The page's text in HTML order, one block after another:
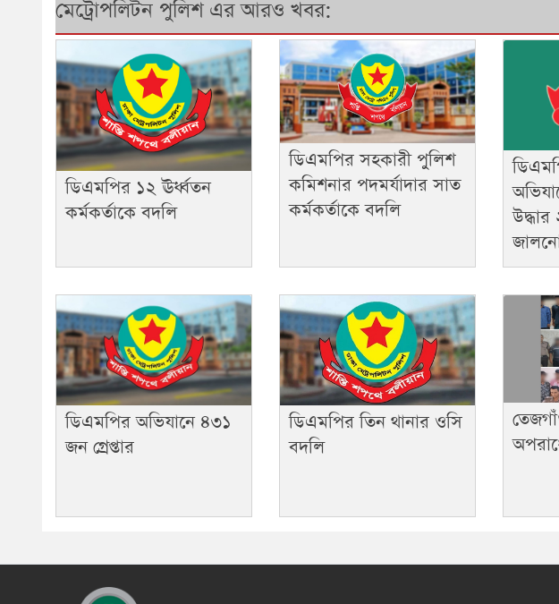
মেট্রোপলিটন পুলিশ এর আরও খবর:
ডিএমপির ১২ ঊর্ধ্বতন
কর্মকর্তাকে বদলি
ডিএমপির সহকারী পুলিশ
কমিশনার পদমর্যাদার সাত
কর্মকর্তাকে বদলি
ডিএমপির অভিযানে ৪৩১
জন গ্রেপ্তার
ডিএমপির তিন থানার ওসি
বদলি